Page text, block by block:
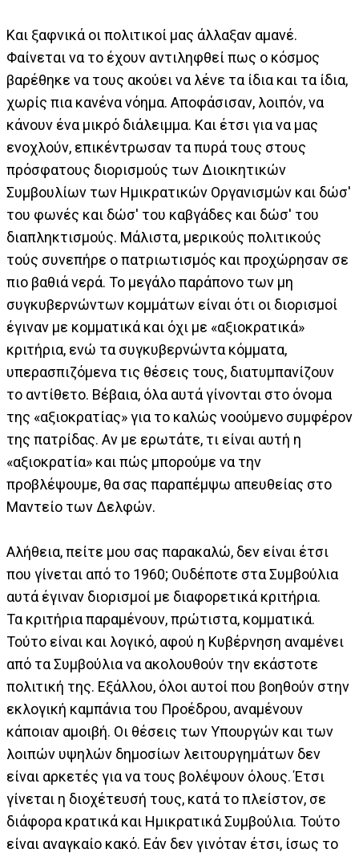
Και ξαφνικά οι πολιτικοί μας άλλαξαν αμανέ.
Φαίνεται να το έχουν αντιληφθεί πως ο κόσμος
βαρέθηκε να τους ακούει να λένε τα ίδια και τα ίδια,
χωρίς πια κανένα νόημα. Αποφάσισαν, λοιπόν, να
κάνουν ένα μικρό διάλειμμα. Και έτσι για να μας
ενοχλούν, επικέντρωσαν τα πυρά τους στους
πρόσφατους διορισμούς των Διοικητικών
Συμβουλίων των Ημικρατικών Οργανισμών και δώσ'
του φωνές και δώσ' του καβγάδες και δώσ' του
διαπληκτισμούς. Μάλιστα, μερικούς πολιτικούς
τούς συνεπήρε ο πατριωτισμός και προχώρησαν σε
πιο βαθιά νερά. Το μεγάλο παράπονο των μη
συγκυβερνώντων κομμάτων είναι ότι οι διορισμοί
έγιναν με κομματικά και όχι με «αξιοκρατικά»
κριτήρια, ενώ τα συγκυβερνώντα κόμματα,
υπερασπιζόμενα τις θέσεις τους, διατυμπανίζουν
το αντίθετο. Βέβαια, όλα αυτά γίνονται στο όνομα
της «αξιοκρατίας» για το καλώς νοούμενο συμφέρον
της πατρίδας. Αν με ερωτάτε, τι είναι αυτή η
«αξιοκρατία» και πώς μπορούμε να την
προβλέψουμε, θα σας παραπέμψω απευθείας στο
Μαντείο των Δελφών.
Αλήθεια, πείτε μου σας παρακαλώ, δεν είναι έτσι
που γίνεται από το 1960; Ουδέποτε στα Συμβούλια
αυτά έγιναν διορισμοί με διαφορετικά κριτήρια.
Τα κριτήρια παραμένουν, πρώτιστα, κομματικά.
Τούτο είναι και λογικό, αφού η Κυβέρνηση αναμένει
από τα Συμβούλια να ακολουθούν την εκάστοτε
πολιτική της. Εξάλλου, όλοι αυτοί που βοηθούν στην
εκλογική καμπάνια του Προέδρου, αναμένουν
κάποιαν αμοιβή. Οι θέσεις των Υπουργών και των
λοιπών υψηλών δημοσίων λειτουργημάτων δεν
είναι αρκετές για να τους βολέψουν όλους. Έτσι
γίνεται η διοχέτευσή τους, κατά το πλείστον, σε
διάφορα κρατικά και Ημικρατικά Συμβούλια. Τούτο
είναι αναγκαίο κακό. Εάν δεν γινόταν έτσι, ίσως το